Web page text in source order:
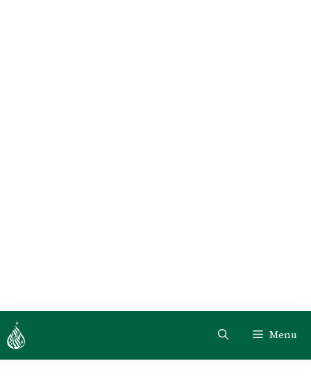
Menu